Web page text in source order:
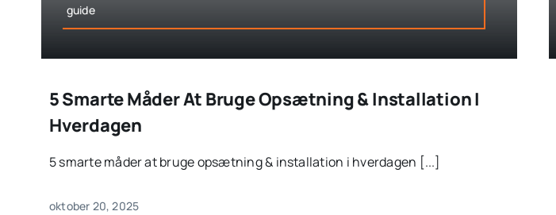
guide
5 Smarte Måder At Bruge Opsætning & Installation I
Hverdagen
5 smarte måder at bruge opsætning & installation i hverdagen [...]
oktober 20, 2025